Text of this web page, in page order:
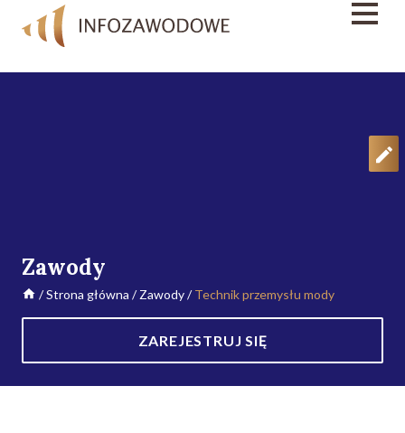
Zawody
/Strona główna /Zawody/Technik przemysłu mody
ZAREJESTRUJ SIĘ